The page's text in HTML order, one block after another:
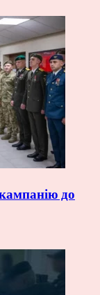
до